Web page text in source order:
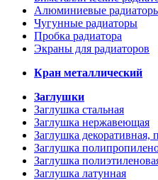
Алюминиевые
Чугунные радиаторы
Пробка радиатора
Экраны для радиаторов
Кран металлический
Заглушки
Заглушка стальная
Заглушка нержавеющая
Заглушка декоративная,
Заглушка
Заглушка
Заглушка латунная